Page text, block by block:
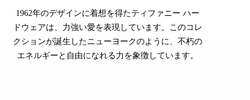
1962年のデザインに着想を得たティファニー ハー
ドウェアは、力強い愛を表現しています。このコレ
クションが誕生したニューヨークのように、不朽の
エネルギーと自由になれる力を象徴しています。